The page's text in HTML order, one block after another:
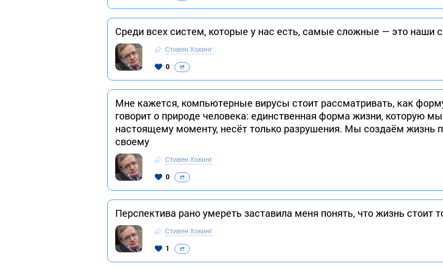
Среди всех систем, которые у нас есть, самые сложные — это наши
Стивен Хокинг
0
Мне кажется, компьютерные вирусы стоит рассматривать, как
говорит о природе человека: единственная форма жизни, которую
настоящему моменту, несёт только разрушения. Мы создаём жизнь
своему
Стивен Хокинг
0
Перспектива рано умереть заставила меня понять, что жизнь стоит
Стивен Хокинг
1